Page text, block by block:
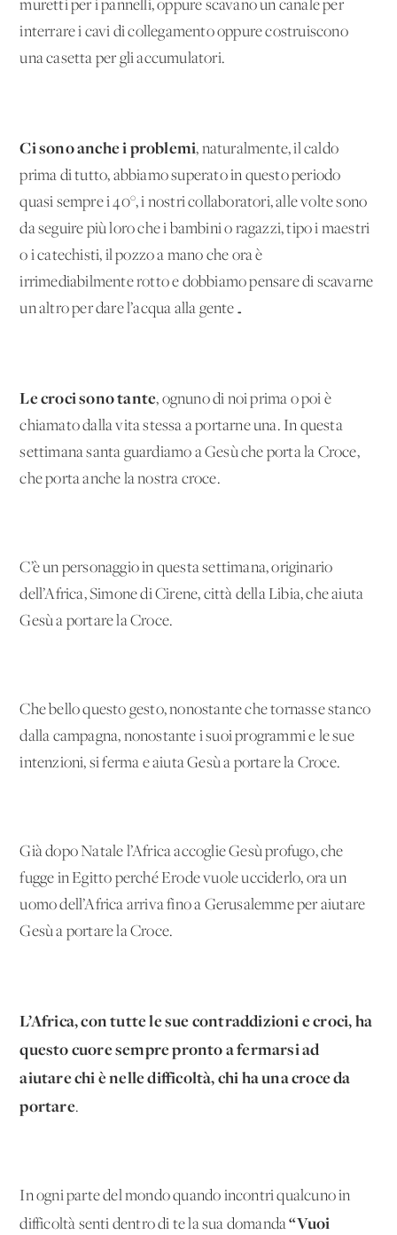
muretti per i pannelli, oppure scavano un canale per
interrare i cavi di collegamento oppure costruiscono
una casetta per gli accumulatori.
Ci sono anche i problemi, naturalmente, il caldo
prima di tutto, abbiamo superato in questo periodo
quasi sempre i 40°, i nostri collaboratori, alle volte sono
da seguire più loro che i bambini o ragazzi, tipo i maestri
o i catechisti, il pozzo a mano che ora è
irrimediabilmente rotto e dobbiamo pensare di scavarne
un altro per dare l’acqua alla gente…
Le croci sono tante, ognuno di noi prima o poi è
chiamato dalla vita stessa a portarne una. In questa
settimana santa guardiamo a Gesù che porta la Croce,
che porta anche la nostra croce.
C’è un personaggio in questa settimana, originario
dell’Africa, Simone di Cirene, città della Libia, che aiuta
Gesù a portare la Croce.
Che bello questo gesto, nonostante che tornasse stanco
dalla campagna, nonostante i suoi programmi e le sue
intenzioni, si ferma e aiuta Gesù a portare la Croce.
Già dopo Natale l’Africa accoglie Gesù profugo, che
fugge in Egitto perché Erode vuole ucciderlo, ora un
uomo dell’Africa arriva fino a Gerusalemme per aiutare
Gesù a portare la Croce.
L’Africa, con tutte le sue contraddizioni e croci, ha
questo cuore sempre pronto a fermarsi ad
aiutare chi è nelle difficoltà, chi ha una croce da
portare.
In ogni parte del mondo quando incontri qualcuno in
difficoltà senti dentro di te la sua domanda“Vuoi